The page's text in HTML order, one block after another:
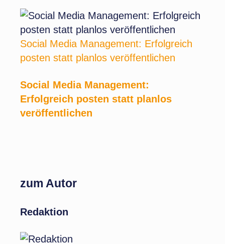
Social Media Management: Erfolgreich
posten statt planlos veröffentlichen
Social Media Management:
Erfolgreich posten statt planlos
veröffentlichen
zum Autor
Redaktion